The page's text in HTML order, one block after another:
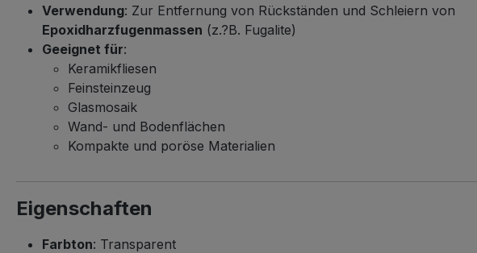
Verwendung: Zur Entfernung von Rückständen und Schleiern von
Epoxidharzfugenmassen (z.?B. Fugalite)
Geeignet für:
Keramikfliesen
Feinsteinzeug
Glasmosaik
Wand- und Bodenflächen
Kompakte und poröse Materialien
Eigenschaften
Farbton: Transparent